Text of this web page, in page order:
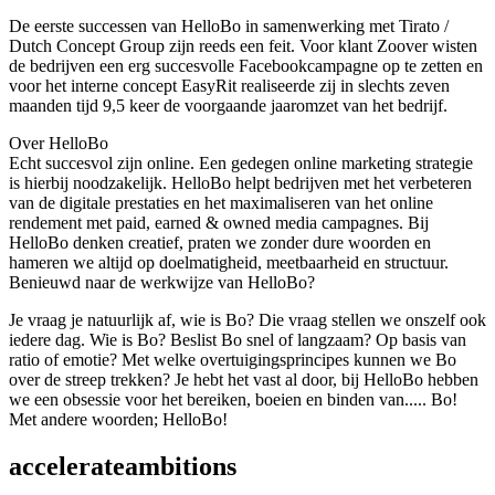
De eerste successen van HelloBo in samenwerking met Tirato /
Dutch Concept Group zijn reeds een feit. Voor klant Zoover wisten
de bedrijven een erg succesvolle Facebookcampagne op te zetten en
voor het interne concept EasyRit realiseerde zij in slechts zeven
maanden tijd 9,5 keer de voorgaande jaaromzet van het bedrijf.
Over HelloBo
Echt succesvol zijn online. Een gedegen online marketing strategie
is hierbij noodzakelijk. HelloBo helpt bedrijven met het verbeteren
van de digitale prestaties en het maximaliseren van het online
rendement met paid, earned & owned media campagnes. Bij
HelloBo denken creatief, praten we zonder dure woorden en
hameren we altijd op doelmatigheid, meetbaarheid en structuur.
Benieuwd naar de werkwijze van HelloBo?
Je vraag je natuurlijk af, wie is Bo? Die vraag stellen we onszelf ook
iedere dag. Wie is Bo? Beslist Bo snel of langzaam? Op basis van
ratio of emotie? Met welke overtuigingsprincipes kunnen we Bo
over de streep trekken? Je hebt het vast al door, bij HelloBo hebben
we een obsessie voor het bereiken, boeien en binden van..... Bo!
Met andere woorden; HelloBo!
accelerateambitions